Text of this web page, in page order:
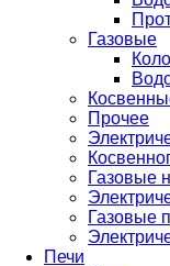
Газовые
Прочее
Газовые
Газовые
Печи